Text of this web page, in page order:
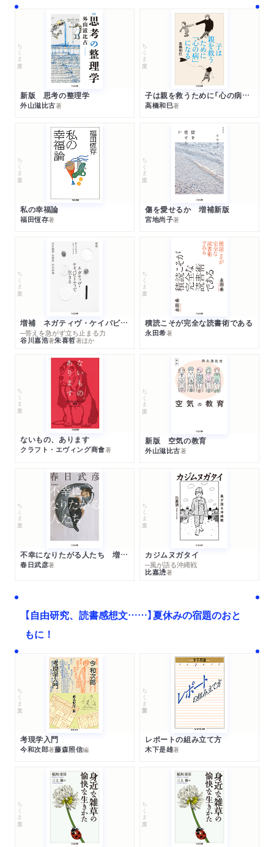
ちくま文庫
新版 思考の整理学
外山滋比古著
ちくま文庫
子は親を救うために「心の病」になる
高橋和巳著
ちくま文庫
私の幸福論
福田恆存著
ちくま文庫
傷を愛せるか 増補新版
宮地尚子著
ちくま文庫
増補 ネガティヴ・ケイパビリティで生きる
─答えを急がず立ち止まる力
谷川嘉浩著朱喜哲著ほか
ちくま文庫
積読こそが完全な読書術である
永田希著
ちくま文庫
ないもの、あります
クラフト・エヴィング商會著
ちくま文庫
新版 空気の教育
外山滋比古著
ちくま文庫
不幸になりたがる人たち 増補新版
春日武彦著
ちくま文庫
カジムヌガタイ
─風が語る沖縄戦
比嘉慂著
【自由研究、読書感想文……】夏休みの宿題のおと
もに！
ちくま文庫
考現学入門
今和次郎著藤森照信編
ちくま学芸文庫
レポートの組み立て方
木下是雄著
ちくま文庫 ちくま文庫